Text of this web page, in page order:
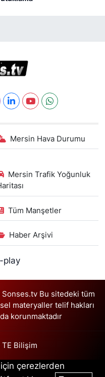
Mersin Hava Durumu
Mersin Trafik Yoğunluk
Tüm Manşetler
Haber Arşivi
Bu sitedeki tüm
materyaller telif hakları
korunmaktadır
TE Bilişim
çerezlerden